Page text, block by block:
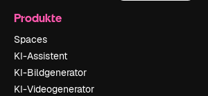
Produkte
Spaces
KI-Assistent
KI-Bildgenerator
KI-Videogenerator